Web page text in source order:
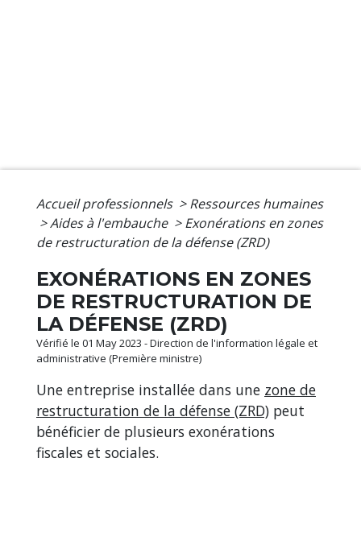
Accueil professionnels > Ressources humaines
>Aides à l'embauche > Exonérations en zones
de restructuration de la défense (ZRD)
EXONÉRATIONS EN ZONES
DE RESTRUCTURATION DE
LA DÉFENSE (ZRD)
Vérifié le 01 May 2023 - Direction de l'information légale et
administrative (Première ministre)
Une entreprise installée dans une zone de
restructuration de la défense (ZRD) peut
bénéficier de plusieurs exonérations
fiscales et sociales.